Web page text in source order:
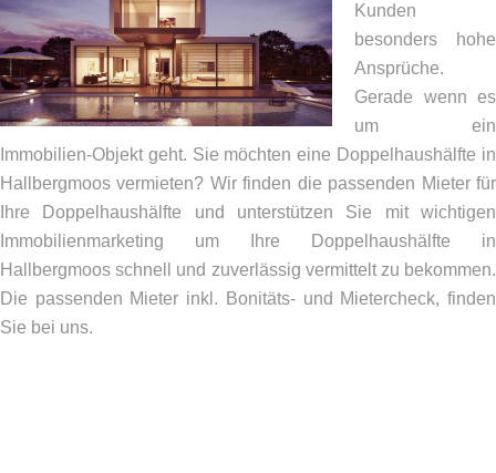
Kunden
besonders hohe
Ansprüche.
Gerade wenn es
um ein
Immobilien-Objekt geht. Sie möchten eine Doppelhaushälfte in
Hallbergmoos vermieten? Wir finden die passenden Mieter für
Ihre Doppelhaushälfte und unterstützen Sie mit wichtigen
Immobilienmarketing um Ihre Doppelhaushälfte in
Hallbergmoos schnell und zuverlässig vermittelt zu bekommen.
Die passenden Mieter inkl. Bonitäts- und Mietercheck, finden
Sie bei uns.